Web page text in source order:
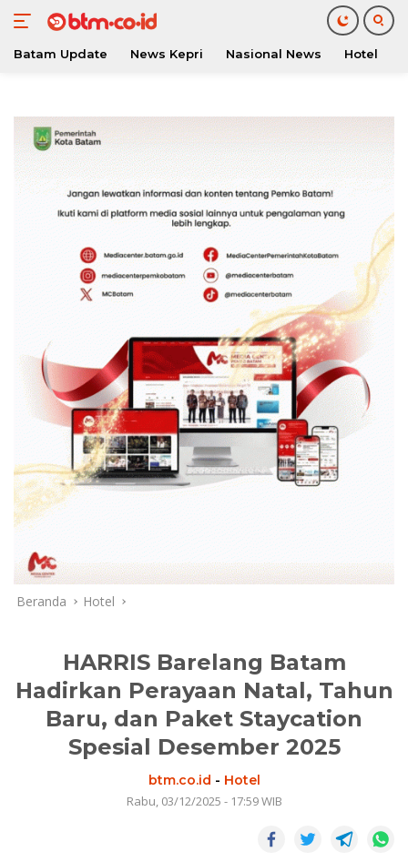
konten
Batam Update News Kepri Nasional News Hotel
Beranda Hotel
HARRIS Barelang Batam
Hadirkan Perayaan Natal, Tahun
Baru, dan Paket Staycation
Spesial Desember 2025
btm.co.id - Hotel
Rabu, 03/12/2025 - 17:59 WIB